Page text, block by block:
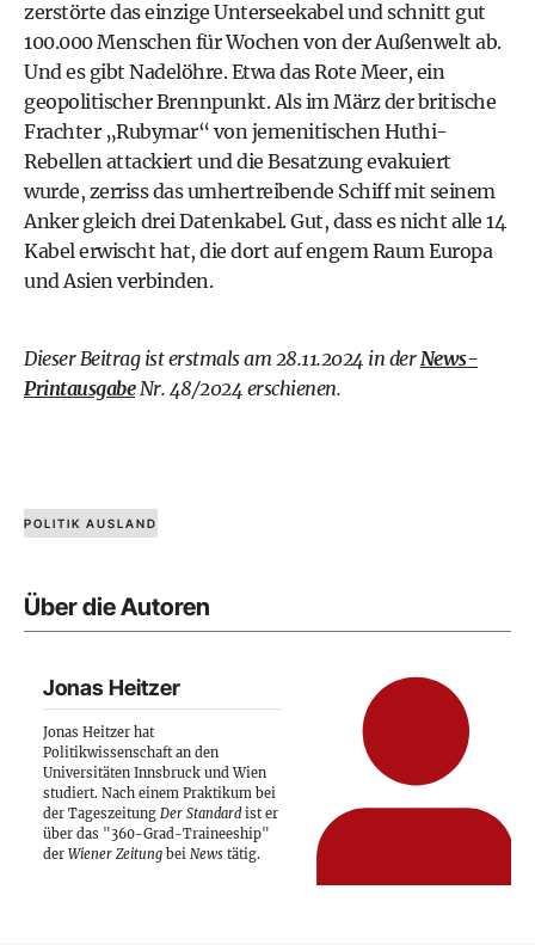
zerstörte das einzige Unterseekabel und schnitt gut
100.000 Menschen für Wochen von der Außenwelt ab.
Und es gibt Nadelöhre. Etwa das Rote Meer, ein
geopolitischer Brennpunkt. Als im März der britische
Frachter „Rubymar“ von jemenitischen Huthi-
Rebellen attackiert und die Besatzung evakuiert
wurde, zerriss das umhertreibende Schiff mit seinem
Anker gleich drei Datenkabel. Gut, dass es nicht alle 14
Kabel erwischt hat, die dort auf engem Raum Europa
und Asien verbinden.
Dieser Beitrag ist erstmals am 28.11.2024 in derNews-
PrintausgabeNr. 48/2024 erschienen.
POLITIK AUSLAND
Über die Autoren
Jonas Heitzer
Jonas Heitzer hat
Politikwissenschaft an den
Universitäten Innsbruck und Wien
studiert. Nach einem Praktikum bei
der Tageszeitung Der Standard ist er
über das "360-Grad-Traineeship"
der Wiener Zeitung bei News tätig.